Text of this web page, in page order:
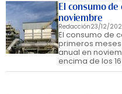
El consumo
noviembre
Redacción23/12/
El consumo de
primeros meses
anual en
encima de los